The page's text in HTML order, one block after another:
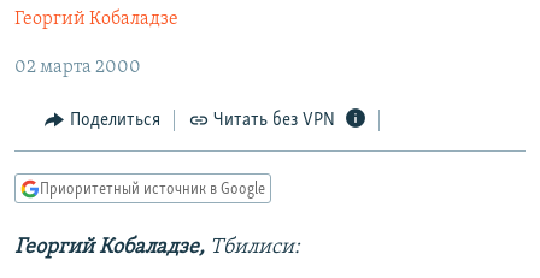
навигации
Вернутся
поиску
КУЛЬТУРА
IDEL.РЕАЛИИ
КАВКАЗ.РЕАЛИИ
СИБИРЬ.РЕАЛИИ
РАСПИСАНИЕ ВЕЩАНИЯ
Георгий Кобаладзе
02 марта 2000
Поделиться Читать без VPN
Приоритетный источник в Google
Георгий Кобаладзе, Тбилиси: